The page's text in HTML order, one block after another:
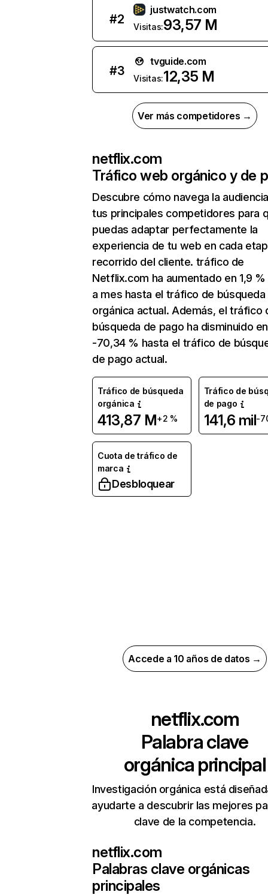
#2
justwatch.com
Visitas:93,57 M
#3
tvguide.com
Visitas:12,35 M
Ver más competidores →
netflix.com
Tráfico web orgánico y de
Descubre cómo navega la
tus principales competidores para
puedas adaptar perfectamente la
experiencia de tu web en cada
recorrido del cliente. tráfico de
Netflix.com ha aumentado en 1,9
a mes hasta el tráfico de búsqueda
orgánica actual. Además, el tráfico
búsqueda de pago ha disminuido en
-70,34 % hasta el tráfico de
de pago actual.
Tráfico de búsqueda
orgánica
413,87 M+2 %
Tráfico de
de pago
141,6 mil-
Cuota de tráfico de
marca
Desbloquear
Accede a 10 años de datos →
netflix.com
Palabra clave
orgánica principal
Investigación orgánica está
ayudarte a descubrir las mejores
clave de la competencia.
netflix.com
Palabras clave orgánicas
principales